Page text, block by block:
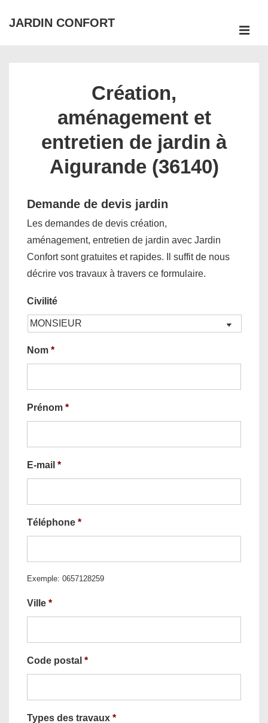
passer
JARDIN CONFORT
Création,
aménagement et
entretien de jardin à
Aigurande (36140)
Demande de devis jardin
Les demandes de devis création,
aménagement, entretien de jardin avec Jardin
Confort sont gratuites et rapides. Il suffit de nous
décrire vos travaux à travers ce formulaire.
Civilité
Nom *
Prénom *
E-mail *
Téléphone *
Exemple: 0657128259
Ville *
Code postal *
Types des travaux *